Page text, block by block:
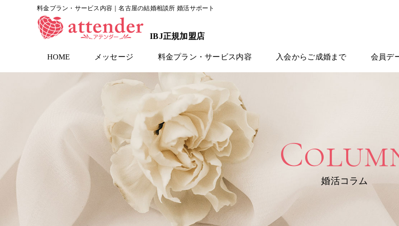
料金プラン・サービス内容｜名古屋の結婚相談所 婚活サポート
IBJ正規加盟店
HOME メッセージ 料金プラン・サービス内容 入会からご成婚まで 会員デ
婚活コラム